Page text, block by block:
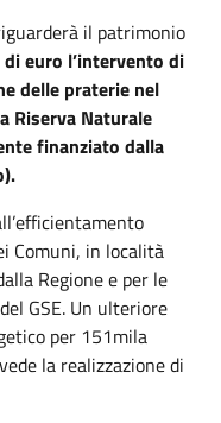
il patrimonio
euro l’intervento di
delle praterie nel
Riserva Naturale
finanziato dalla
Comuni, in località
Regione e per le
GSE. Un ulteriore
per 151mila
la realizzazione di